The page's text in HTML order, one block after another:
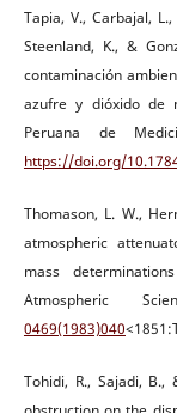
Tapia, V., Carbajal, L.,
Steenland, K., &
contaminación
azufre y dióxido de
Peruana de
https://doi.org/
Thomason, L. W.,
atmospheric
mass
Atmospheric
0469(1983)040
Tohidi, R., Sajadi,